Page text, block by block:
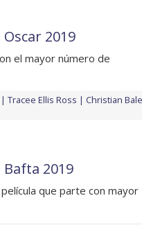
2019
el mayor número de
Tracee Ellis Ross
Christian Bale
2019
que parte con mayor